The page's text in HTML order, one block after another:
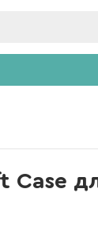
Case